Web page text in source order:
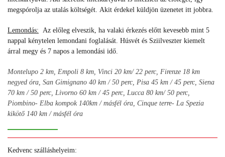
megspórolja az utalás költségét. Akit érdekel küldjön üzenetet itt jobbra.
Lemondás:
Az előleg elveszik, ha valaki érkezés előtt kevesebb mint 5
nappal kénytelen lemondani foglalását. Húsvét és Sziilveszter kiemelt
árral megy és 7 napos a lemondási idő.
Montelupo 2 km, Empoli 8 km, Vinci 20 km/ 22 perc, Firenze 18 km
negyed óra, San Gimignano 40 km / 50 perc, Pisa 45 km / 45 perc, Siena
70 km / 50 perc, Livorno 60 km / 45 perc, Lucca 80 km/ 50 perc,
Piombino- Elba kompok 140km / másfél óra, Cinque terre- La Spezia
kikötő 140 km / másfél óra
Kedvenc szálláshelyeim: